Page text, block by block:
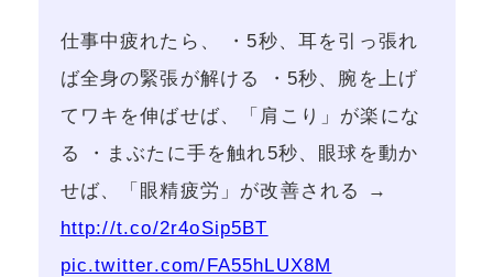
仕事中疲れたら、 ・5秒、耳を引っ張れ
ば全身の緊張が解ける ・5秒、腕を上げ
てワキを伸ばせば、「肩こり」が楽にな
る ・まぶたに手を触れ5秒、眼球を動か
せば、「眼精疲労」が改善される →
http://t.co/2r4oSip5BT
pic.twitter.com/FA55hLUX8M